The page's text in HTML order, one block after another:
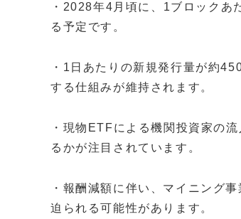
・2028年4月頃に、1ブロック
る予定です。
・1日あたりの新規発行量が約
する仕組みが維持されます。
・現物ETFによる機関投資家の
るかが注目されています。
・報酬減額に伴い、マイニング
迫られる可能性があります。